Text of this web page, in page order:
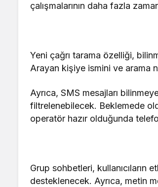
çalışmalarının daha fazla
Yeni çağrı tarama özelliği,
Arayan kişiye ismini ve arama
Ayrıca, SMS mesajları
filtrelenebilecek. Beklemede
operatör hazır olduğunda
Grup sohbetleri, kullanıcıların
desteklenecek. Ayrıca, metin